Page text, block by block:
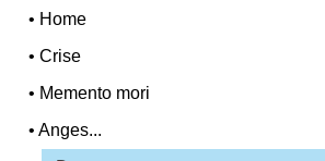
• Home
•Crise
• Memento mori
•Anges...